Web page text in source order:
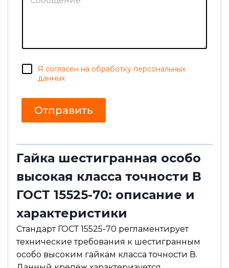
и
С
о
и
Я согласен на обработку персональных
данных
Отправить
Гайка шестигранная особо
высокая класса точности В
ГОСТ 15525-70: описание и
характеристики
Стандарт ГОСТ 15525-70 регламентирует
технические требования к шестигранным
особо высоким гайкам класса точности В.